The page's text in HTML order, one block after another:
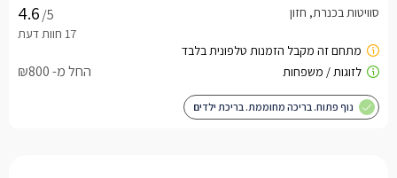
/5 סוויטות בכנרת, חזון
החל מ- ₪800
נוף פתוח. בריכה מחוממת. בריכת ילדים